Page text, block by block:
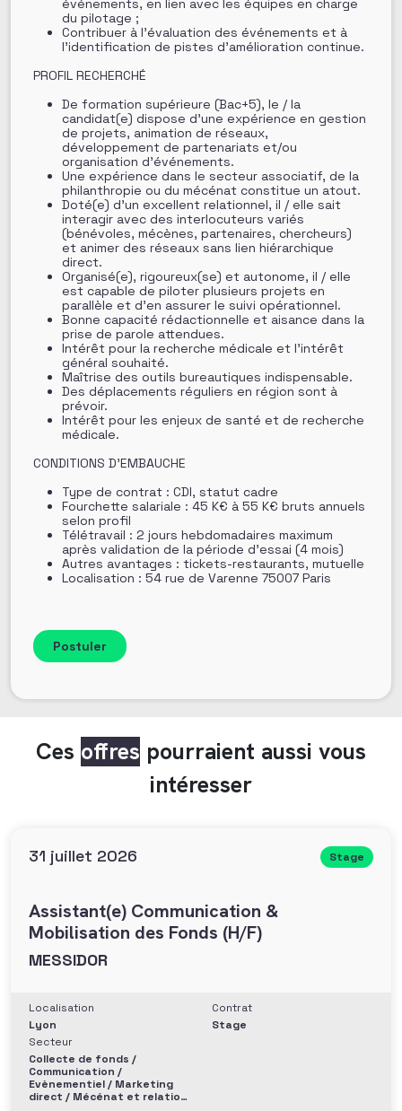
événements, en lien avec les équipes en charge
du pilotage ;
Contribuer à l’évaluation des événements et à
l’identification de pistes d’amélioration continue.
PROFIL RECHERCHÉ
De formation supérieure (Bac+5), le / la
candidat(e) dispose d’une expérience en gestion
de projets, animation de réseaux,
développement de partenariats et/ou
organisation d’événements.
Une expérience dans le secteur associatif, de la
philanthropie ou du mécénat constitue un atout.
Doté(e) d’un excellent relationnel, il / elle sait
interagir avec des interlocuteurs variés
(bénévoles, mécènes, partenaires, chercheurs)
et animer des réseaux sans lien hiérarchique
direct.
Organisé(e), rigoureux(se) et autonome, il / elle
est capable de piloter plusieurs projets en
parallèle et d’en assurer le suivi opérationnel.
Bonne capacité rédactionnelle et aisance dans la
prise de parole attendues.
Intérêt pour la recherche médicale et l’intérêt
général souhaité.
Maîtrise des outils bureautiques indispensable.
Des déplacements réguliers en région sont à
prévoir.
Intérêt pour les enjeux de santé et de recherche
médicale.
CONDITIONS D’EMBAUCHE
Type de contrat : CDI, statut cadre
Fourchette salariale : 45 K€ à 55 K€ bruts annuels
selon profil
Télétravail : 2 jours hebdomadaires maximum
après validation de la période d’essai (4 mois)
Autres avantages : tickets-restaurants, mutuelle
Localisation : 54 rue de Varenne 75007 Paris
Ces offres pourraient aussi vous
intéresser
31 juillet 2026 Stage
Assistant(e) Communication &
Mobilisation des Fonds (H/F)
MESSIDOR
Localisation
Lyon
Secteur
Collecte de fonds /
Communication /
Evènementiel / Marketing
direct / Mécénat et relation
Contrat
Stage